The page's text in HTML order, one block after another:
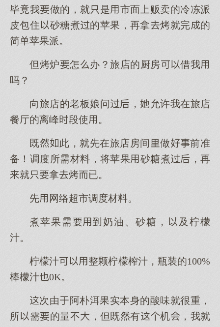
毕竟我做的，就是市面贩卖的冷冻派
皮包住砂糖煮的苹果，再拿烤就完的
简单苹果派。
但烤炉怎办？旅店的厨房借我
吗？
向旅店的老板娘问，允许我在旅店
餐厅的离峰段使。
既此，就先在旅店房间做前准
备！调度所需材料，将苹果砂糖煮，再
就拿烤已。
先网络超市调度材料。
煮苹果需奶油、砂糖，及柠檬
汁。
柠檬汁整颗柠檬榨汁，瓶装的100%
棒檬汁0K。
次由阿朴洱果实本身的酸味就很重，
所需的量不，但既有机，我就